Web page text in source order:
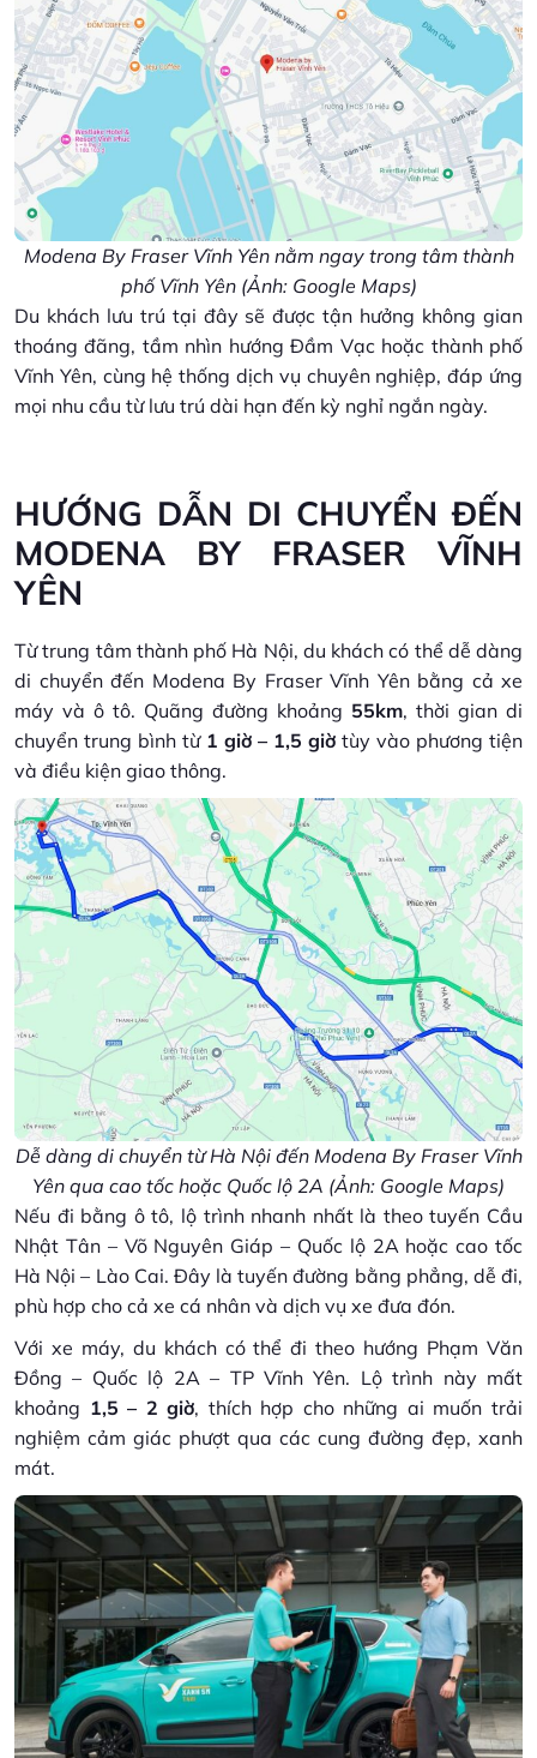
Modena By Fraser Vĩnh Yên nằm ngay trong tâm thành
phố Vĩnh Yên (Ảnh: Google Maps)
Du khách lưu trú tại đây sẽ được tận hưởng không gian
thoáng đãng, tầm nhìn hướng Đầm Vạc hoặc thành phố
Vĩnh Yên, cùng hệ thống dịch vụ chuyên nghiệp, đáp ứng
mọi nhu cầu từ lưu trú dài hạn đến kỳ nghỉ ngắn ngày.
HƯỚNG DẪN DI CHUYỂN ĐẾN
MODENA BY FRASER VĨNH
YÊN
Từ trung tâm thành phố Hà Nội, du khách có thể dễ dàng
di chuyển đến Modena By Fraser Vĩnh Yên bằng cả xe
máy và ô tô. Quãng đường khoảng 55km, thời gian di
chuyển trung bình từ 1 giờ – 1,5 giờ tùy vào phương tiện
và điều kiện giao thông.
Dễ dàng di chuyển từ Hà Nội đến Modena By Fraser Vĩnh
Yên qua cao tốc hoặc Quốc lộ 2A (Ảnh: Google Maps)
Nếu đi bằng ô tô, lộ trình nhanh nhất là theo tuyến Cầu
Nhật Tân – Võ Nguyên Giáp – Quốc lộ 2A hoặc cao tốc
Hà Nội – Lào Cai. Đây là tuyến đường bằng phẳng, dễ đi,
phù hợp cho cả xe cá nhân và dịch vụ xe đưa đón.
Với xe máy, du khách có thể đi theo hướng Phạm Văn
Đồng – Quốc lộ 2A – TP Vĩnh Yên. Lộ trình này mất
khoảng 1,5 – 2 giờ, thích hợp cho những ai muốn trải
nghiệm cảm giác phượt qua các cung đường đẹp, xanh
mát.